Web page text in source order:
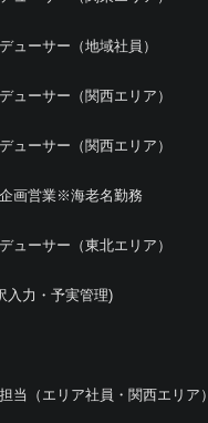
ューサー（地域社員）
ューサー（関西エリア）
ューサー（関西エリア）
企画営業※海老名勤務
ューサー（東北エリア）
入力・予実管理)
当（エリア社員・関西エリア）